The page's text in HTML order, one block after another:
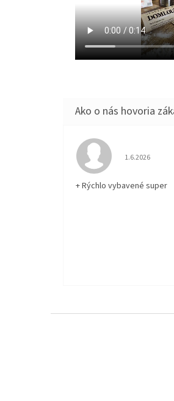
Hodnotenie
1.6.2026
+ Rýchlo vybavené super